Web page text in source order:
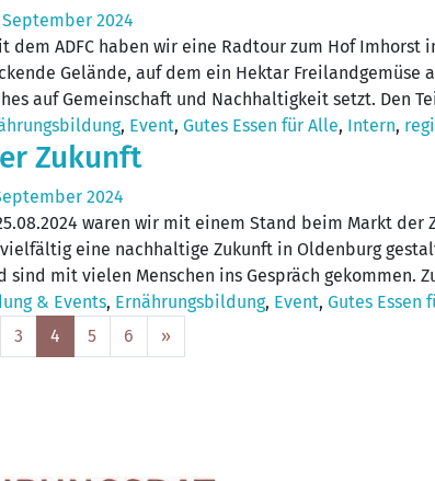
September 2024
dem ADFC haben wir eine Radtour zum Hof
Gelände, auf dem ein Hektar
auf Gemeinschaft und Nachhaltigkeit setzt. Den
, Event, Gutes Essen für Alle, Intern,
Zukunft
2024
waren wir mit einem Stand beim Markt
eine nachhaltige Zukunft in Oldenburg
sind mit vielen Menschen ins Gespräch gekommen.
& Events, Ernährungsbildung, Event, Gutes Essen
3 4 5 6 »